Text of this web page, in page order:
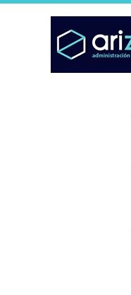
navegación
contenido